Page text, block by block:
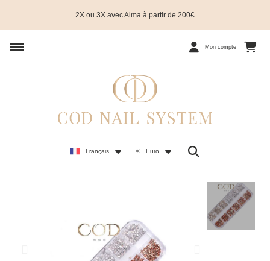
2X ou 3X avec Alma à partir de 200€
Mon compte
Français € Euro